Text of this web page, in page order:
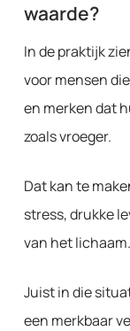
waarde?
In de praktijk
voor mensen
en merken dat
zoals vroeger.
Dat kan te
stress, drukke
van het lichaam.
Juist in die
een merkbaar